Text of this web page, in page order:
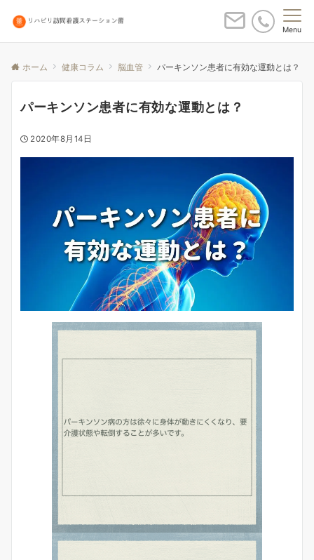
Menu
ホーム 健康コラム 脳血管 パーキンソン患者に有効な運動とは？
パーキンソン患者に有効な運動とは？
2020年8月14日